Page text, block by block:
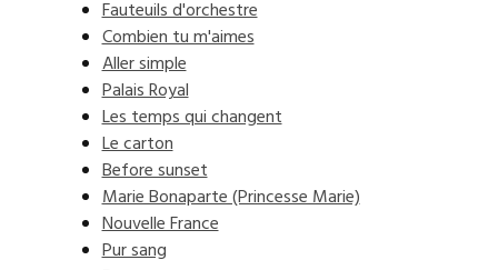
Fauteuils d'orchestre
Combien tu m'aimes
Aller simple
Palais Royal
Les temps qui changent
Le carton
Before sunset
Marie Bonaparte (Princesse Marie)
Nouvelle France
Pur sang